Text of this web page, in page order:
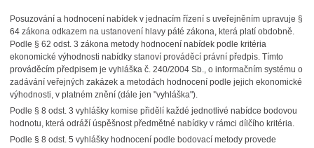
Posuzování a hodnocení nabídek v jednacím řízení s uveřejněním upravuje §
64 zákona odkazem na ustanovení hlavy páté zákona, která platí obdobně.
Podle § 62 odst. 3 zákona metody hodnocení nabídek podle kritéria
ekonomické výhodnosti nabídky stanoví prováděcí právní předpis. Tímto
prováděcím předpisem je vyhláška č. 240/2004 Sb., o informačním systému o
zadávání veřejných zakázek a metodách hodnocení podle jejich ekonomické
výhodnosti, v platném znění (dále jen "vyhláška").
Podle § 8 odst. 3 vyhlášky komise přidělí každé jednotlivé nabídce bodovou
hodnotu, která odráží úspěšnost předmětné nabídky v rámci dílčího kritéria.
Podle § 8 odst. 5 vyhlášky hodnocení podle bodovací metody provede